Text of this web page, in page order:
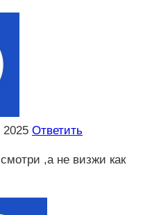
2025 Ответить
,а не визжи как